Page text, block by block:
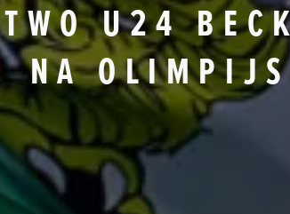
U24
NA